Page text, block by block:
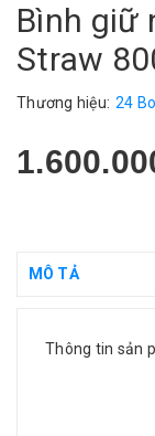
Bình giữ
Straw
Thương hiệu: 24
MÔ TẢ
Thông tin sản